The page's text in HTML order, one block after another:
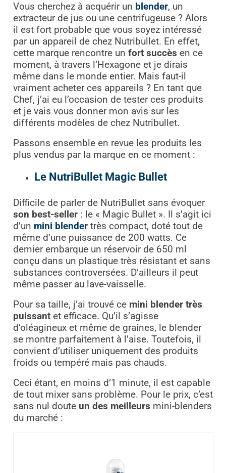
Vous cherchez à acquérir un blender, un
extracteur de jus ou une centrifugeuse ? Alors
il est fort probable que vous soyez intéressé
par un appareil de chez Nutribullet. En effet,
cette marque rencontre un fort succès en ce
moment, à travers l’Hexagone et je dirais
même dans le monde entier. Mais faut-il
vraiment acheter ces appareils ? En tant que
Chef, j’ai eu l’occasion de tester ces produits
et je vais vous donner mon avis sur les
différents modèles de chez Nutribullet.
Passons ensemble en revue les produits les
plus vendus par la marque en ce moment :
Le NutriBullet Magic Bullet
Difficile de parler de NutriBullet sans évoquer
son best-seller: le « Magic Bullet ». Il s’agit ici
d’un mini blendertrès compact, doté tout de
même d’une puissance de 200 watts. Ce
dernier embarque un réservoir de 650 ml
conçu dans un plastique très résistant et sans
substances controversées. D’ailleurs il peut
même passer au lave-vaisselle.
Pour sa taille, j’ai trouvé ce mini blender très
puissantet efficace. Qu’il s’agisse
d’oléagineux et même de graines, le blender
se montre parfaitement à l’aise. Toutefois, il
convient d’utiliser uniquement des produits
froids ou tempéré mais pas chauds.
Ceci étant, en moins d’1 minute, il est capable
de tout mixer sans problème. Pour le prix, c’est
sans nul doute un des meilleurs mini-blenders
du marché :